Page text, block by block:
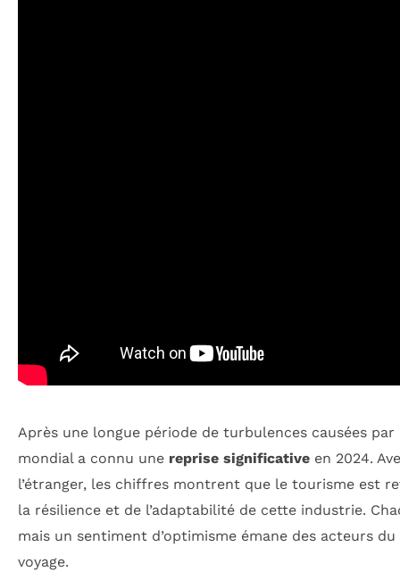
Après une longue période de turbulences causées
mondial a connu une reprise significative en 2024.
l’étranger, les chiffres montrent que le tourisme est
la résilience et de l’adaptabilité de cette industrie.
mais un sentiment d’optimisme émane des acteurs
voyage.